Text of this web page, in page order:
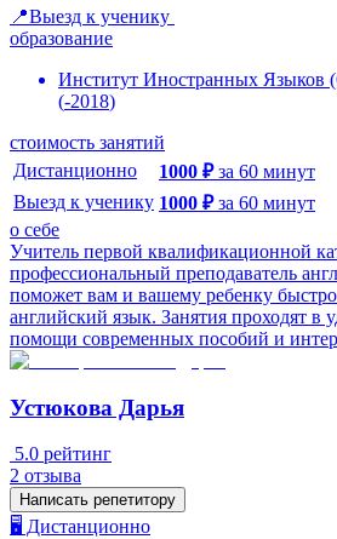
📍Выезд к ученику
образование
Институт Иностранных Языков
(-2018)
стоимость занятий
Дистанционно
1000 ₽ за 60 минут
Выезд к ученику 1000 ₽ за 60 минут
о себе
Учитель первой квалификационной
профессиональный преподаватель
поможет вам и вашему ребенку
английский язык. Занятия проходят в
помощи современных пособий и
Устюкова Дарья
5.0 рейтинг
2 отзыва
Написать репетитору
🖥️ Дистанционно